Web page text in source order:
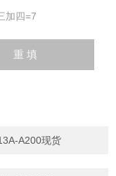
加四=7
A200现货